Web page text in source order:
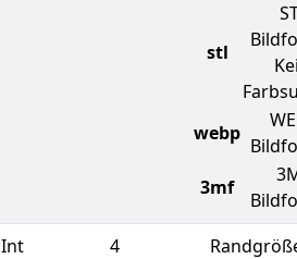
stl
webp
3mf
Int 4